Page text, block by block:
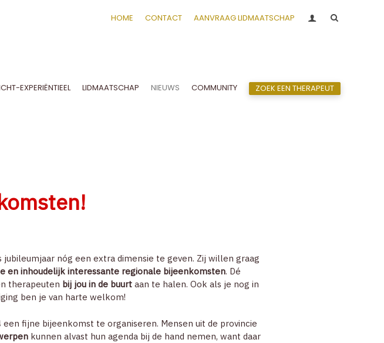
HOME CONTACT AANVRAAG LIDMAATSCHAP ACCOUNT
EXPERIËNTIEEL LIDMAATSCHAP NIEUWS COMMUNITY ZOEK EEN THERAPEUT
nóg een extra dimensie te geven. Zij willen graag
en inhoudelijk interessante regionale bijeenkomsten. Dé
therapeuten bij jou in de buurt aan te halen. Ook als je nog in
ben je van harte welkom!
fijne bijeenkomst te organiseren. Mensen uit de provincie
kunnen alvast hun agenda bij de hand nemen, want daar
LIDMAATSCHAP
ZOEK